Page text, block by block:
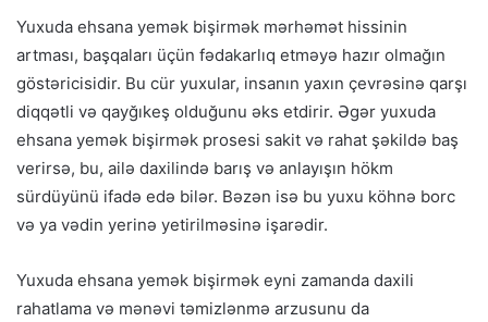
Yuxuda ehsana yemək bişirmək mərhəmət hissinin
artması, başqaları üçün fədakarlıq etməyə hazır olmağın
göstəricisidir. Bu cür yuxular, insanın yaxın çevrəsinə qarşı
diqqətli və qayğıkeş olduğunu əks etdirir. Əgər yuxuda
ehsana yemək bişirmək prosesi sakit və rahat şəkildə baş
verirsə, bu, ailə daxilində barış və anlayışın hökm
sürdüyünü ifadə edə bilər. Bəzən isə bu yuxu köhnə borc
və ya vədin yerinə yetirilməsinə işarədir.
Yuxuda ehsana yemək bişirmək eyni zamanda daxili
rahatlama və mənəvi təmizlənmə arzusunu da